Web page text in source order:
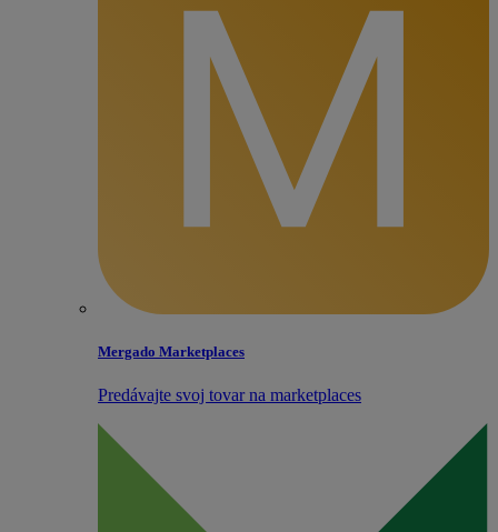
Mergado Marketplaces
Predávajte svoj tovar na marketplaces